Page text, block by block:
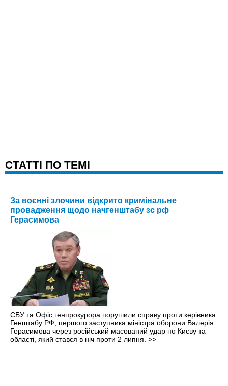
CТАТТІ ПО ТЕМІ
За воєнні злочини відкрито кримінальне
провадження щодо начгенштабу зс рф
Герасимова
СБУ та Офіс генпрокурора порушили справу проти керівника
Генштабу РФ, першого заступника міністра оборони Валерія
Герасимова через російський масований удар по Києву та
області, який стався в ніч проти 2 липня. >>